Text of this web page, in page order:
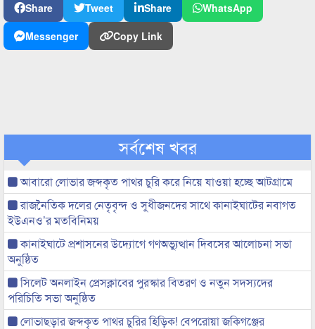
Share Tweet Share
WhatsApp
Messenger
Copy Link
সর্বশেষ খবর
আবারো লোভার জব্দকৃত পাথর চুরি করে নিয়ে যাওয়া হচ্ছে আটগ্রামে
রাজনৈতিক দলের নেতৃবৃন্দ ও সুধীজনদের সাথে কানাইঘাটের নবাগত
ইউএনও’র মতবিনিময়
কানাইঘাটে প্রশাসনের উদ্যোগে গণঅভ্যুত্থান দিবসের আলোচনা সভা
অনুষ্ঠিত
সিলেট অনলাইন প্রেসক্লাবের পুরস্কার বিতরণ ও নতুন সদস্যদের
পরিচিতি সভা অনুষ্ঠিত
লোভাছড়ার জব্দকৃত পাথর চুরির হিড়িক! বেপরোয়া জকিগঞ্জের